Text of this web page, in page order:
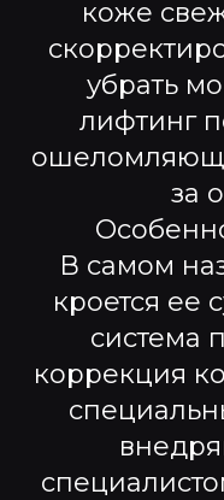
коже
убрать
лифтинг
за
В самом
кроется ее
система
коррекция